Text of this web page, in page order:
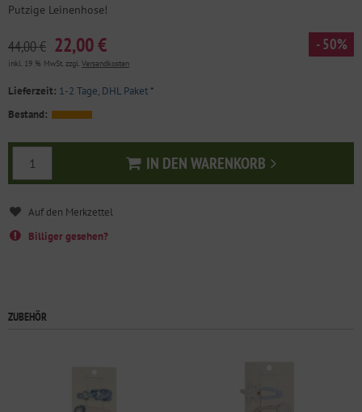
Putzige Leinenhose!
44,00 € 22,00 € - 50%
inkl. 19 % MwSt. zzgl. Versandkosten
Lieferzeit: 1-2 Tage, DHL Paket*
Bestand:
IN DEN WARENKORB
In den Warenkorb
Billiger gesehen?
ZUBEHÖR